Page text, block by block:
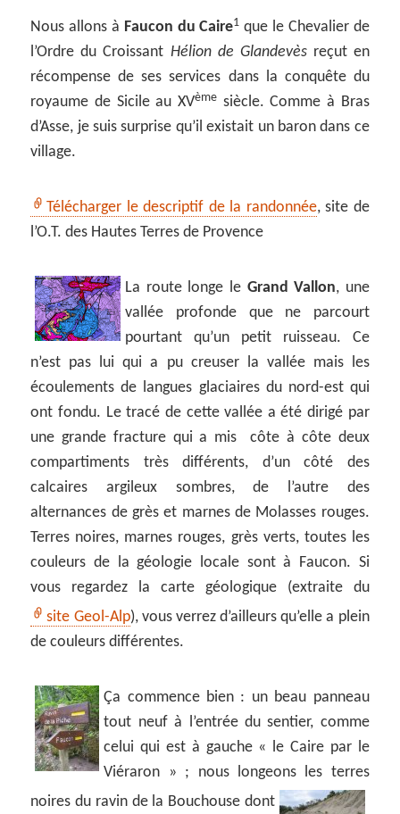
Nous allons à Faucon du Caire1 que le Chevalier de
l’Ordre du Croissant Hélion de Glandevèsreçut en
récompense de ses services dans la conquête du
royaume de Sicile au XVème siècle. Comme à Bras
d’Asse, je suis surprise qu’il existait un baron dans ce
village.
Télécharger le descriptif de la randonnée, site de
l’O.T. des Hautes Terres de Provence
La route longe le Grand Vallon, une
vallée profonde que ne parcourt
pourtant qu’un petit ruisseau. Ce
n’est pas lui qui a pu creuser la vallée mais les
écoulements de langues glaciaires du nord-est qui
ont fondu. Le tracé de cette vallée a été dirigé par
une grande fracture qui a mis côte à côte deux
compartiments très différents, d’un côté des
calcaires argileux sombres, de l’autre des
alternances de grès et marnes de Molasses rouges.
Terres noires, marnes rouges, grès verts, toutes les
couleurs de la géologie locale sont à Faucon. Si
vous regardez la carte géologique (extraite du
site Geol-Alp), vous verrez d’ailleurs qu’elle a plein
de couleurs différentes.
Ça commence bien : un beau panneau
tout neuf à l’entrée du sentier, comme
celui qui est à gauche « le Caire par le
Viéraron » ; nous longeons les terres
noires du ravin de la Bouchouse dont